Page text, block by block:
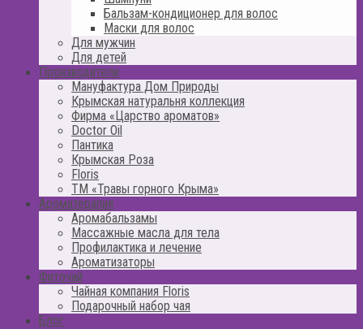
Бальзам-кондиционер для волос
Маски для волос
Для мужчин
Для детей
Производители
Мануфактура Дом Природы
Крымская натуральня коллекция
Фирма «Царство ароматов»
Doctor Oil
Пантика
Крымская Роза
Floris
ТМ «Травы горного Крыма»
Ароматерапия
Аромабальзамы
Массажные масла для тела
Профилактика и лечение
Ароматизаторы
Фиточай
Чайная компания Floris
Подарочный набор чая
Блог